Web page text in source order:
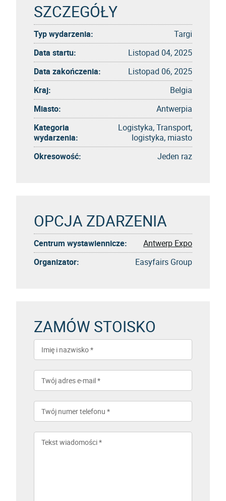
SZCZEGÓŁY
Typ wydarzenia:
Targi
Data startu:
Listopad 04, 2025
Data zakończenia:
Listopad 06, 2025
Kraj:
Belgia
Miasto:
Antwerpia
Kategoria
wydarzenia:
Logistyka, Transport,
logistyka, miasto
Okresowość:
Jeden raz
OPCJA ZDARZENIA
Centrum wystawiennicze:
Antwerp Expo
Organizator:
Easyfairs Group
ZAMÓW STOISKO